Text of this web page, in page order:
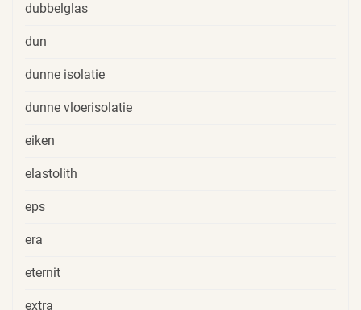
dubbelglas
dun
dunne isolatie
dunne vloerisolatie
eiken
elastolith
eps
era
eternit
extra